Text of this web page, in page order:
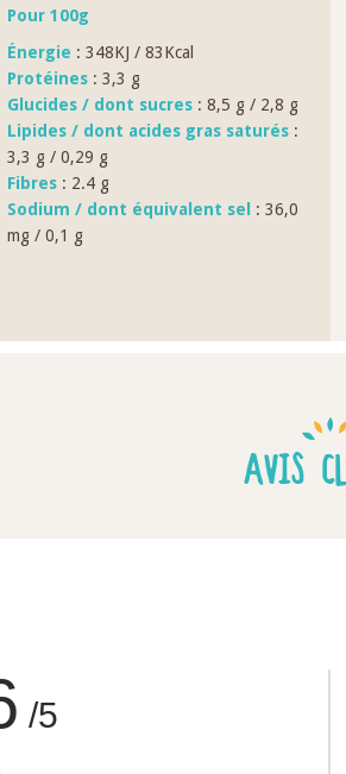
Pour 100g
Énergie : 348KJ / 83Kcal
Protéines: 3,3 g
Glucides / dont sucres: 8,5 g / 2,8 g
Lipides / dont acides gras saturés:
3,3 g / 0,29 g
Fibres: 2.4 g
Sodium / dont équivalent sel
: 36,0
mg / 0,1 g
AVIS
/5